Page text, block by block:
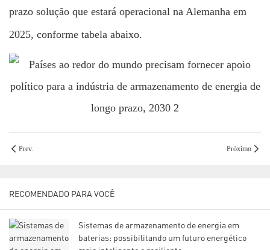
prazo solução que estará operacional na Alemanha em
2025, conforme tabela abaixo.
Prev. Próximo
RECOMENDADO PARA VOCÊ
Sistemas de armazenamento de energia em
baterias: possibilitando um futuro energético